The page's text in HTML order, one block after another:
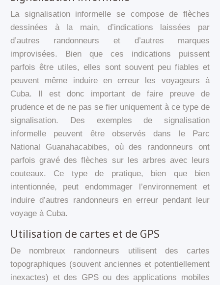
La signalisation informelle se compose de flèches
dessinées à la main, d’indications laissées par
d’autres randonneurs et d’autres marques
improvisées. Bien que ces indications puissent
parfois être utiles, elles sont souvent peu fiables et
peuvent même induire en erreur les voyageurs à
Cuba. Il est donc important de faire preuve de
prudence et de ne pas se fier uniquement à ce type de
signalisation. Des exemples de signalisation
informelle peuvent être observés dans le Parc
National Guanahacabibes, où des randonneurs ont
parfois gravé des flèches sur les arbres avec leurs
couteaux. Ce type de pratique, bien que bien
intentionnée, peut endommager l’environnement et
induire d’autres randonneurs en erreur pendant leur
voyage à Cuba.
Utilisation de cartes et de GPS
De nombreux randonneurs utilisent des cartes
topographiques (souvent anciennes et potentiellement
inexactes) et des GPS ou des applications mobiles